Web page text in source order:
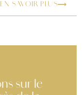
EN SAVOIR PLUS
sur le